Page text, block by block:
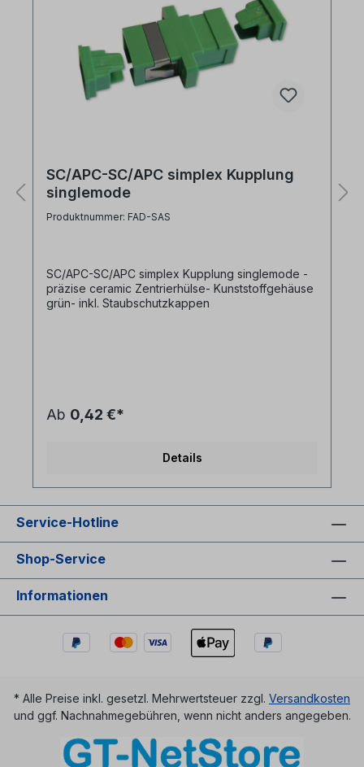
SC/APC-SC/APC simplex Kupplung
singlemode
Produktnummer: FAD-SAS
SC/APC-SC/APC simplex Kupplung singlemode -
präzise ceramic Zentrierhülse- Kunststoffgehäuse
grün- inkl. Staubschutzkappen
Ab 0,42 €*
Details
Service-Hotline
Shop-Service
Informationen
* Alle Preise inkl. gesetzl. Mehrwertsteuer zzgl. Versandkosten
und ggf. Nachnahmegebühren, wenn nicht anders angegeben.